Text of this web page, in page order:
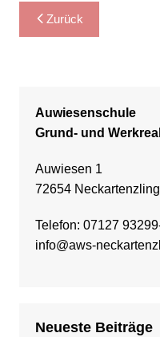
Zurück
Auwiesenschule
Grund- und
Auwiesen 1
72654
Telefon: 07127
info@aws-
Neueste Beiträge